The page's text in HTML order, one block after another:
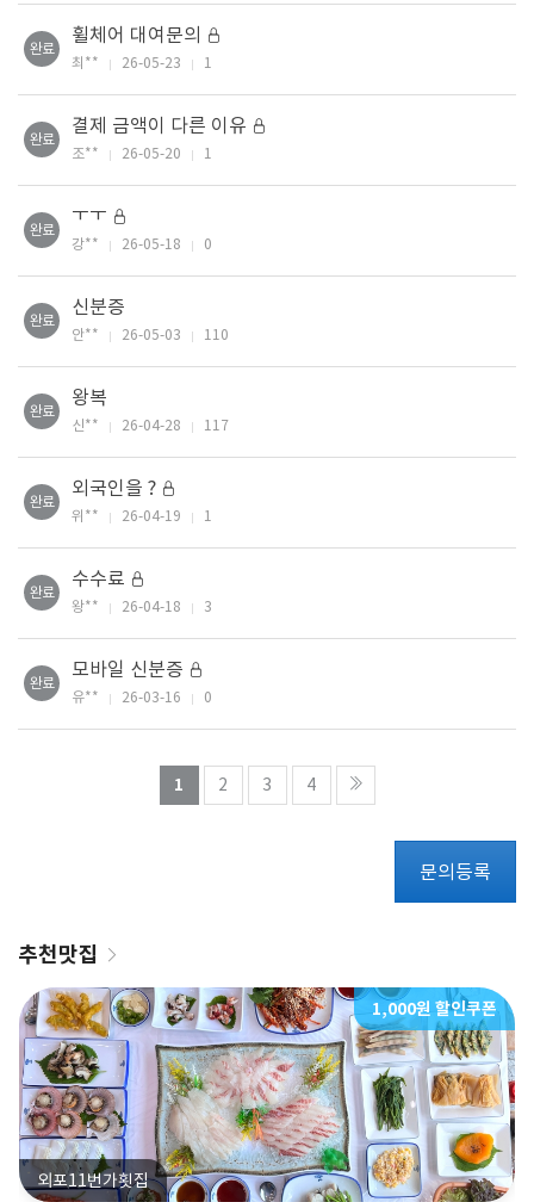
완료
휠체어 대여문의
최** 26-05-23 1
완료
결제 금액이 다른 이유
조** 26-05-20 1
완료
ㅜㅜ
강** 26-05-18 0
완료
신분증
안** 26-05-03 110
완료
왕복
신** 26-04-28 117
완료
외국인을 ?
위** 26-04-19 1
완료
수수료
왕** 26-04-18 3
완료
모바일 신분증
유** 26-03-16 0
열린1 페이지
2 페이지
3 페이지
4페이지
문의등록
추천맛집
1,000원 할인쿠폰
외포11번가횟집